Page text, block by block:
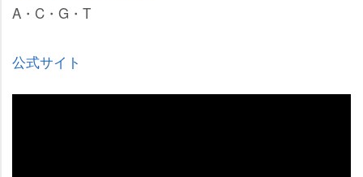
A・C・G・T
公式サイト